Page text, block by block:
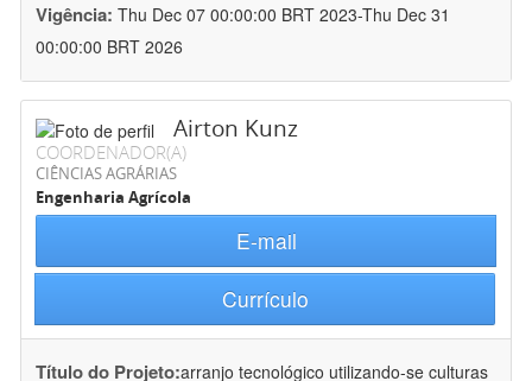
Vigência: Thu Dec 07 00:00:00 BRT 2023-Thu Dec 31
00:00:00 BRT 2026
Airton Kunz
COORDENADOR(A)
CIÊNCIAS AGRÁRIAS
Engenharia Agrícola
E-mail
Currículo
Título do Projeto:arranjo tecnológico utilizando-se culturas